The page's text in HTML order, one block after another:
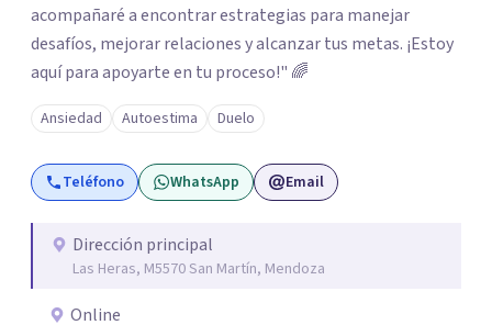
acompañaré a encontrar estrategias para manejar
desafíos, mejorar relaciones y alcanzar tus metas. ¡Estoy
aquí para apoyarte en tu proceso!" 🌈
Ansiedad Autoestima Duelo
Teléfono WhatsApp Email
Dirección principal
Las Heras, M5570 San Martín, Mendoza
Online